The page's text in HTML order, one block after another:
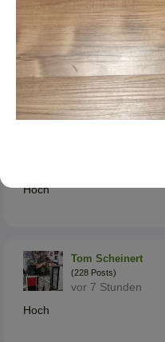
Tom Scheinert
(228 Posts)
vor 1 Monat
Hoch
Hoch
Tom Scheinert
(228 Posts)
vor 7 Stunden
Hoch